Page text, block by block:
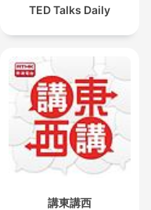
TED Talks Daily
講東講西